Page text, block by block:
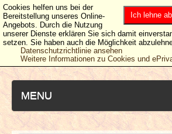
MENU
Ich lehne ab
Cookies helfen uns bei der
Bereitstellung unseres Online-
Angebots. Durch die Nutzung
unserer Dienste erklären Sie sich damit
setzen. Sie haben auch die Möglichkeit
Datenschutzrichtlinie ansehen
Weitere Informationen zu Cookies und